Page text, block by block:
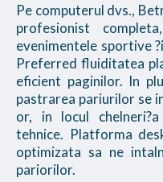
Pe computerul dvs.,
profesionist
evenimentele sportive
Preferred fluiditatea
eficient paginilor. In
pastrarea pariurilor se
or, in locul
tehnice. Platforma
optimizata sa ne
pariorilor.